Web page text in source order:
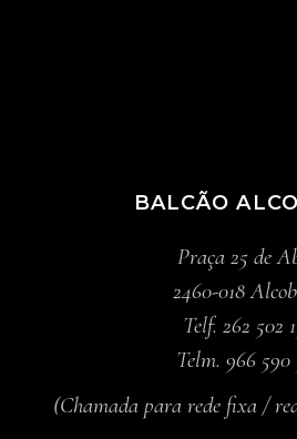
BALCÃO
Praça 25 de
2460-018
Telf. 262 502
Telm. 966 590
(Chamada para rede fixa /